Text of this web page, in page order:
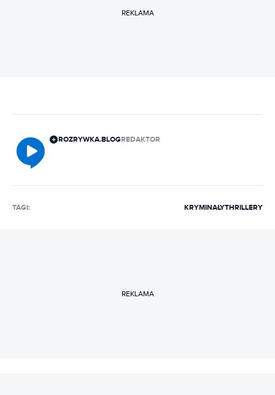
REKLAMA
ROZRYWKA.BLOGREDAKTOR
TAGI: KRYMINAŁYTHRILLERY
REKLAMA